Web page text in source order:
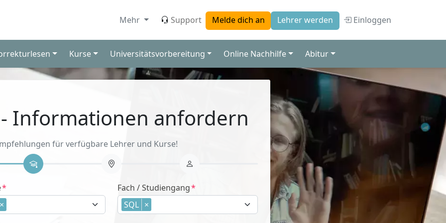
Mehr Support Melde dich an Lehrer werden Einloggen
Kurse Universitätsvorbereitung Online Nachhilfe Abitur
Informationen anfordern
für verfügbare Lehrer und Kurse!
×
Fach / Studiengang
SQL ×